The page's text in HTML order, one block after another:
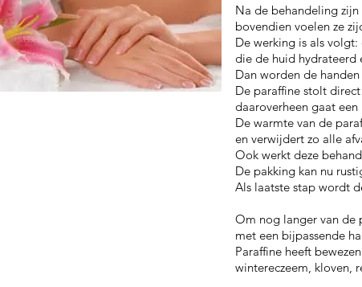
Na de behandeling
bovendien voelen ze
De werking is als
die de huid hydrateerd
Dan worden de
De paraffine stolt
daaroverheen gaat
De warmte van de
en verwijdert zo alle
Ook werkt deze
De pakking kan nu
Als laatste stap wordt
Om nog langer van de
met een bijpassende
Paraffine heeft
wintereczeem, kloven,